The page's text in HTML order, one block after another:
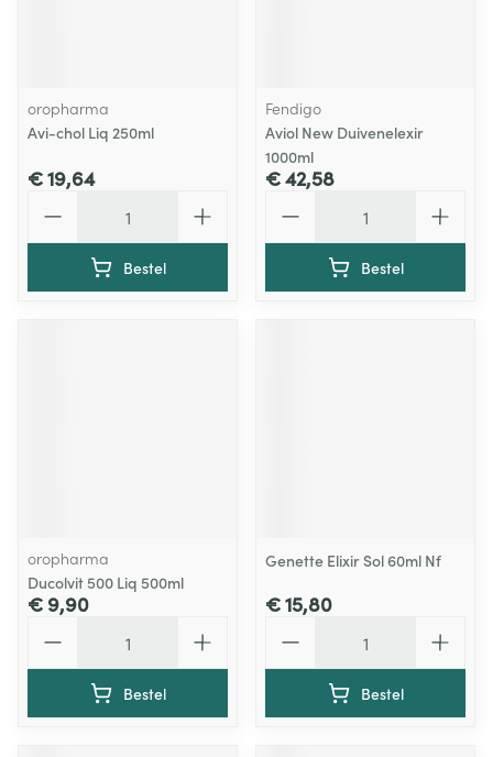
oropharma
Avi-chol Liq 250ml
€ 19,64
Bestel
Fendigo
Aviol New Duivenelexir
1000ml
€ 42,58
Bestel
oropharma
Ducolvit 500 Liq 500ml
€ 9,90
Bestel
Genette Elixir Sol 60ml Nf
€ 15,80
Bestel